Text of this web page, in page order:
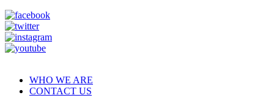
WHO WE ARE
CONTACT US